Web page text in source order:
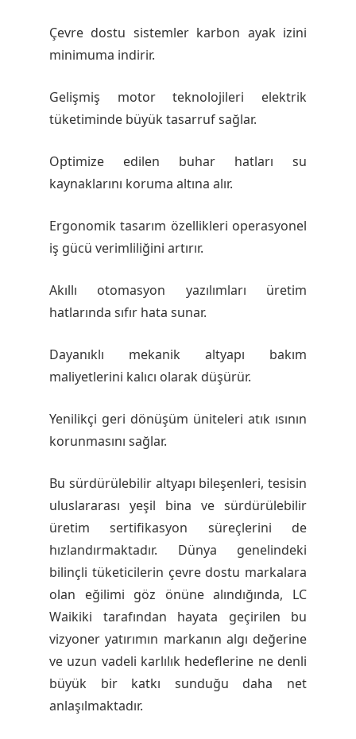
Çevre dostu sistemler karbon ayak izini
minimuma indirir.
Gelişmiş motor teknolojileri elektrik
tüketiminde büyük tasarruf sağlar.
Optimize edilen buhar hatları su
kaynaklarını koruma altına alır.
Ergonomik tasarım özellikleri operasyonel
iş gücü verimliliğini artırır.
Akıllı otomasyon yazılımları üretim
hatlarında sıfır hata sunar.
Dayanıklı mekanik altyapı bakım
maliyetlerini kalıcı olarak düşürür.
Yenilikçi geri dönüşüm üniteleri atık ısının
korunmasını sağlar.
Bu sürdürülebilir altyapı bileşenleri, tesisin
uluslararası yeşil bina ve sürdürülebilir
üretim sertifikasyon süreçlerini de
hızlandırmaktadır. Dünya genelindeki
bilinçli tüketicilerin çevre dostu markalara
olan eğilimi göz önüne alındığında, LC
Waikiki tarafından hayata geçirilen bu
vizyoner yatırımın markanın algı değerine
ve uzun vadeli karlılık hedeflerine ne denli
büyük bir katkı sunduğu daha net
anlaşılmaktadır.